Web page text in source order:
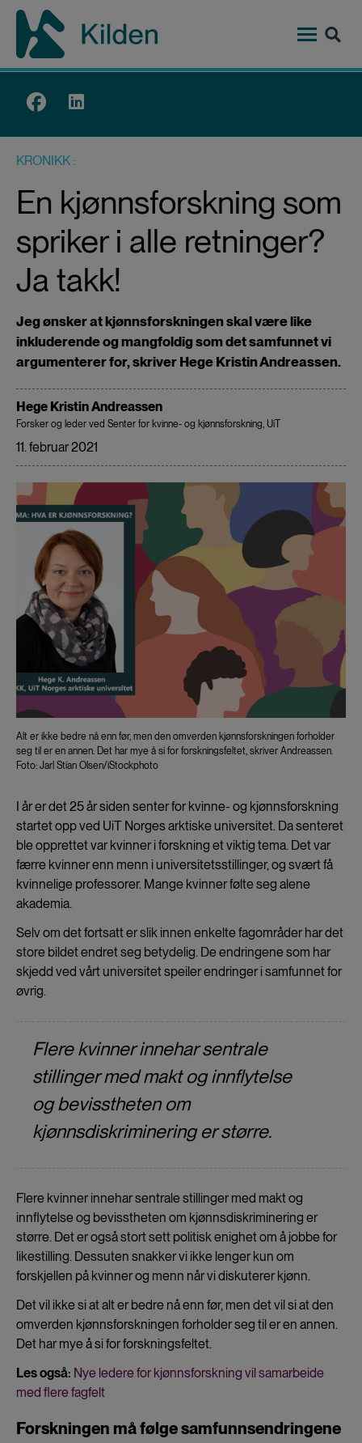
Hopp
hovedinnhold
Top
KRONIKK
En kjønnsforskning som
spriker i alle retninger?
Ja takk!
Jeg ønsker at kjønnsforskningen skal være like
inkluderende og mangfoldig som det samfunnet vi
argumenterer for, skriver Hege Kristin Andreassen.
Hege Kristin Andreassen
Forsker og leder ved Senter for kvinne- og kjønnsforskning, UiT
11. februar 2021
Alt er ikke bedre nå enn før, men den omverden kjønnsforskningen forholder
seg til er en annen. Det har mye å si for forskningsfeltet, skriver Andreassen.
Foto: Jarl Stian Olsen/iStockphoto
I år er det 25 år siden senter for kvinne- og kjønnsforskning
startet opp ved UiT Norges arktiske universitet. Da senteret
ble opprettet var kvinner i forskning et viktig tema. Det var
færre kvinner enn menn i universitetsstillinger, og svært få
kvinnelige professorer. Mange kvinner følte seg alene
akademia.
Selv om det fortsatt er slik innen enkelte fagområder har det
store bildet endret seg betydelig. De endringene som har
skjedd ved vårt universitet speiler endringer i samfunnet for
øvrig.
Flere kvinner innehar sentrale
stillinger med makt og innflytelse
og bevisstheten om
kjønnsdiskriminering er større.
Flere kvinner innehar sentrale stillinger med makt og
innflytelse og bevisstheten om kjønnsdiskriminering er
større. Det er også stort sett politisk enighet om å jobbe for
likestilling. Dessuten snakker vi ikke lenger kun om
forskjellen på kvinner og menn når vi diskuterer kjønn.
Det vil ikke si at alt er bedre nå enn før, men det vil si at den
omverden kjønnsforskningen forholder seg til er en annen.
Det har mye å si for forskningsfeltet.
Les også: Nye ledere for kjønnsforskning vil samarbeide
med flere fagfelt
Forskningen må følge samfunnsendringene